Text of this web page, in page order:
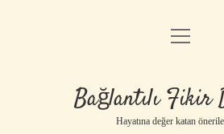
Anasayfa
Yasal Uyarı
menüyü
Bağlantılı Fikir
Hayatına değer katan